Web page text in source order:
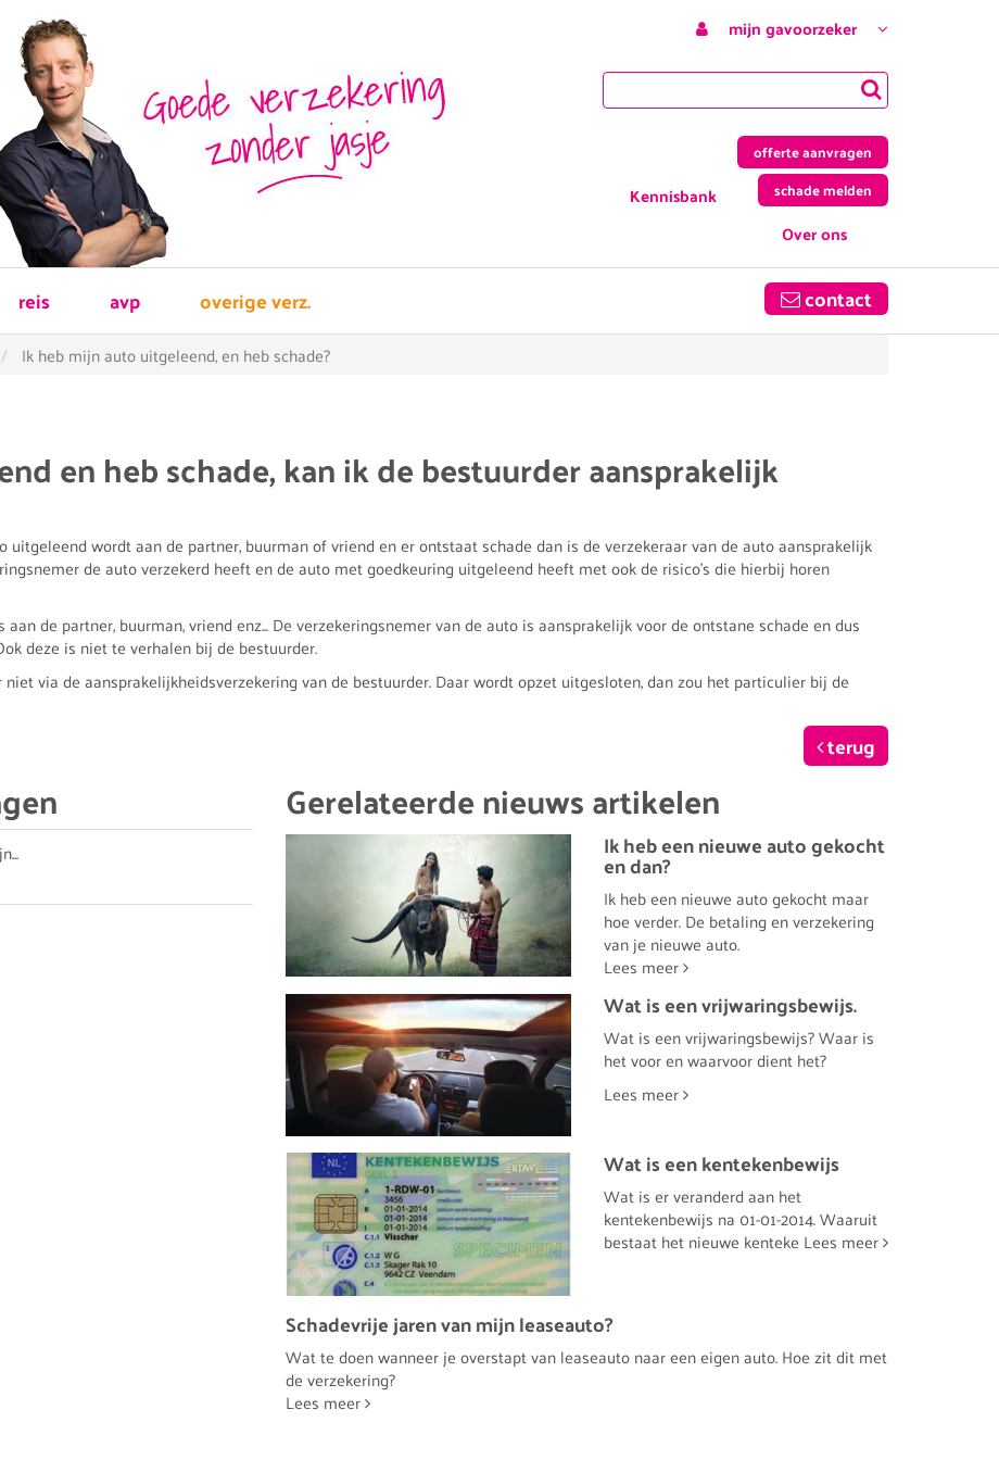
mijn gavoorzeker
offerte aanvragen
schade melden
Kennisbank
Over ons
reis avp overige verz. contact
Ik heb mijn auto uitgeleend, en heb schade?
en heb schade, kan ik de bestuurder aansprakelijk
wordt aan de partner, buurman of vriend en er ontstaat schade dan is de verzekeraar van de auto aansprakelijk
de auto verzekerd heeft en de auto met goedkeuring uitgeleend heeft met ook de risico’s die hierbij horen
de partner, buurman, vriend enz... De verzekeringsnemer van de auto is aansprakelijk voor de ontstane schade en dus
deze is niet te verhalen bij de bestuurder.
via de aansprakelijkheidsverzekering van de bestuurder. Daar wordt opzet uitgesloten, dan zou het particulier bij de
terug
Gerelateerde nieuws artikelen
Ik heb een nieuwe auto gekocht
en dan?
Ik heb een nieuwe auto gekocht maar
hoe verder. De betaling en verzekering
van je nieuwe auto.
Lees meer
Wat is een vrijwaringsbewijs.
Wat is een vrijwaringsbewijs? Waar is
het voor en waarvoor dient het?
Lees meer
Wat is een kentekenbewijs
Wat is er veranderd aan het
kentekenbewijs na 01-01-2014. Waaruit
bestaat het nieuwe kenteke Lees meer
Schadevrije jaren van mijn leaseauto?
Wat te doen wanneer je overstapt van leaseauto naar een eigen auto. Hoe zit dit met
de verzekering?
Lees meer